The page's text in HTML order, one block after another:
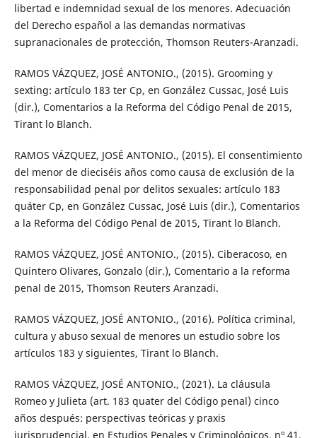
libertad e indemnidad sexual de los menores. Adecuación
del Derecho español a las demandas normativas
supranacionales de protección, Thomson Reuters-Aranzadi.
RAMOS VÁZQUEZ, JOSÉ ANTONIO., (2015). Grooming y
sexting: artículo 183 ter Cp, en González Cussac, José Luis
(dir.), Comentarios a la Reforma del Código Penal de 2015,
Tirant lo Blanch.
RAMOS VÁZQUEZ, JOSÉ ANTONIO., (2015). El consentimiento
del menor de dieciséis años como causa de exclusión de la
responsabilidad penal por delitos sexuales: artículo 183
quáter Cp, en González Cussac, José Luis (dir.), Comentarios
a la Reforma del Código Penal de 2015, Tirant lo Blanch.
RAMOS VÁZQUEZ, JOSÉ ANTONIO., (2015). Ciberacoso, en
Quintero Olivares, Gonzalo (dir.), Comentario a la reforma
penal de 2015, Thomson Reuters Aranzadi.
RAMOS VÁZQUEZ, JOSÉ ANTONIO., (2016). Política criminal,
cultura y abuso sexual de menores un estudio sobre los
artículos 183 y siguientes, Tirant lo Blanch.
RAMOS VÁZQUEZ, JOSÉ ANTONIO., (2021). La cláusula
Romeo y Julieta (art. 183 quater del Código penal) cinco
años después: perspectivas teóricas y praxis
jurisprudencial, en Estudios Penales y Criminológicos, nº 41.